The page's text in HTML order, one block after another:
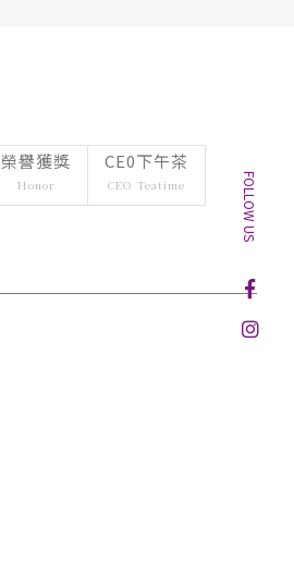
FOLLOW US
榮譽獲獎
Honor
CE0下午茶
CEO Teatime